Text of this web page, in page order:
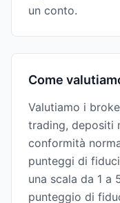
un conto.
Come
Valutiamo i
trading, depositi
conformità
punteggi di
una scala da 1 a
punteggio di